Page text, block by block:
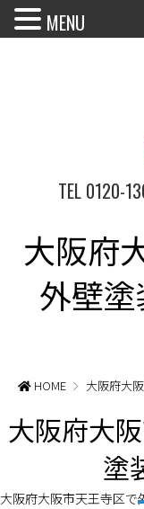
TEL 0120-
大阪府
外壁
HOME 大阪府大
大阪府大
塗
大阪府大阪市天王寺区
MENU